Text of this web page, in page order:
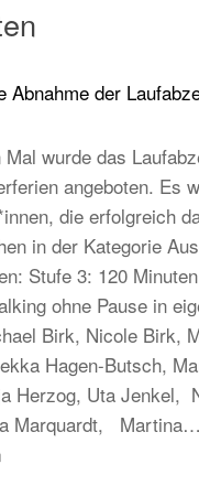
Abnahme der
wurde das
angeboten. Es
die erfolgreich
in der Kategorie
Stufe 3: 120 Minuten
ohne Pause in
Birk, Nicole Birk,
Hagen-Butsch,
Herzog, Uta Jenkel,
Marquardt, Martina…